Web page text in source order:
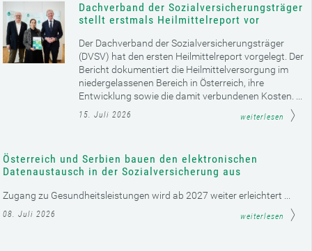
Dachverband der Sozialversicherungsträger
stellt erstmals Heilmittelreport vor
Der Dachverband der Sozialversicherungsträger
(DVSV) hat den ersten Heilmittelreport vorgelegt. Der
Bericht dokumentiert die Heilmittelversorgung im
niedergelassenen Bereich in Österreich, ihre
Entwicklung sowie die damit verbundenen Kosten. ...
15. Juli 2026 weiterlesen
Österreich und Serbien bauen den elektronischen
Datenaustausch in der Sozialversicherung aus
Zugang zu Gesundheitsleistungen wird ab 2027 weiter erleichtert ...
08. Juli 2026 weiterlesen